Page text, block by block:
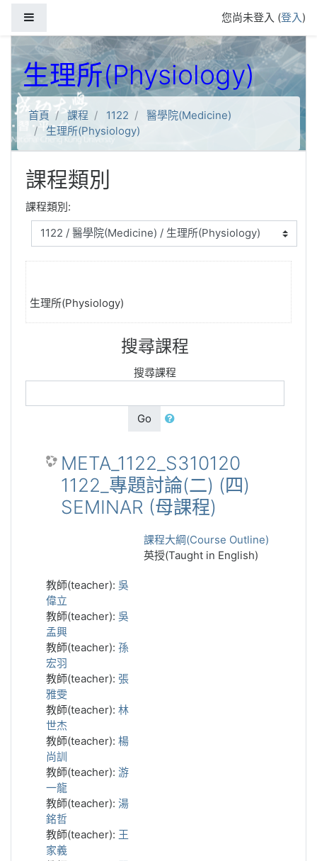
您尚未登入 (登入)
生理所(Physiology)
首頁 課程 1122
醫學院(Medicine)
生理所(Physiology)
課程類別
課程類別:
生理所(Physiology)
搜尋課程
搜尋課程
Go
META_1122_S310120
1122_專題討論(二) (四)
SEMINAR (母課程)
課程大綱(Course Outline)
英授(Taught in English)
教師(teacher): 吳
偉立
教師(teacher): 吳
孟興
教師(teacher): 孫
宏羽
教師(teacher): 張
雅雯
教師(teacher): 林
世杰
教師(teacher): 楊
尚訓
教師(teacher): 游
一龍
教師(teacher): 湯
銘哲
教師(teacher): 王
家義